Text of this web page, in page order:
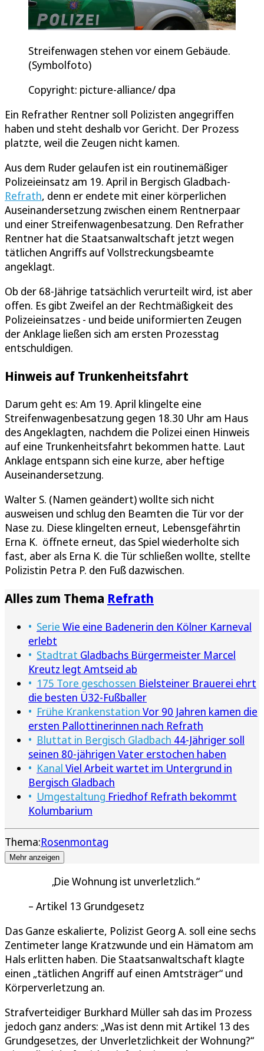
Streifenwagen stehen vor einem Gebäude.
(Symbolfoto)
Copyright: picture-alliance/ dpa
Ein Refrather Rentner soll Polizisten angegriffen
haben und steht deshalb vor Gericht. Der Prozess
platzte, weil die Zeugen nicht kamen.
Aus dem Ruder gelaufen ist ein routinemäßiger
Polizeieinsatz am 19. April in Bergisch Gladbach-
Refrath, denn er endete mit einer körperlichen
Auseinandersetzung zwischen einem Rentnerpaar
und einer Streifenwagenbesatzung. Den Refrather
Rentner hat die Staatsanwaltschaft jetzt wegen
tätlichen Angriffs auf Vollstreckungsbeamte
angeklagt.
Ob der 68-Jährige tatsächlich verurteilt wird, ist aber
offen. Es gibt Zweifel an der Rechtmäßigkeit des
Polizeieinsatzes - und beide uniformierten Zeugen
der Anklage ließen sich am ersten Prozesstag
entschuldigen.
Hinweis auf Trunkenheitsfahrt
Darum geht es: Am 19. April klingelte eine
Streifenwagenbesatzung gegen 18.30 Uhr am Haus
des Angeklagten, nachdem die Polizei einen Hinweis
auf eine Trunkenheitsfahrt bekommen hatte. Laut
Anklage entspann sich eine kurze, aber heftige
Auseinandersetzung.
Walter S. (Namen geändert) wollte sich nicht
ausweisen und schlug den Beamten die Tür vor der
Nase zu. Diese klingelten erneut, Lebensgefährtin
Erna K. öffnete erneut, das Spiel wiederholte sich
fast, aber als Erna K. die Tür schließen wollte, stellte
Polizistin Petra P. den Fuß dazwischen.
Alles zum Thema Refrath
Serie Wie eine Badenerin den Kölner Karneval
erlebt
Stadtrat Gladbachs Bürgermeister Marcel
Kreutz legt Amtseid ab
175 Tore geschossen Bielsteiner Brauerei ehrt
die besten Ü32-Fußballer
Frühe Krankenstation Vor 90 Jahren kamen die
ersten Pallottinerinnen nach Refrath
Bluttat in Bergisch Gladbach 44-Jähriger soll
seinen 80-jährigen Vater erstochen haben
Kanal Viel Arbeit wartet im Untergrund in
Bergisch Gladbach
Umgestaltung Friedhof Refrath bekommt
Kolumbarium
Thema:Rosenmontag
Mehr anzeigen
Die Wohnung ist unverletzlich.
Artikel 13 Grundgesetz
Das Ganze eskalierte, Polizist Georg A. soll eine sechs
Zentimeter lange Kratzwunde und ein Hämatom am
Hals erlitten haben. Die Staatsanwaltschaft klagte
einen „tätlichen Angriff auf einen Amtsträger“ und
Körperverletzung an.
Strafverteidiger Burkhard Müller sah das im Prozess
jedoch ganz anders: „Was ist denn mit Artikel 13 des
Grundgesetzes, der Unverletzlichkeit der Wohnung?“